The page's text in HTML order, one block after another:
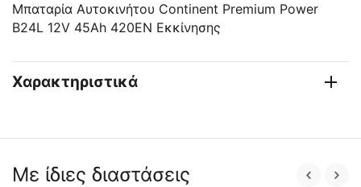
Μπαταρία Αυτοκινήτου Continent Premium Power
B24L 12V 45Ah 420EN Εκκίνησης
Χαρακτηριστικά
Με ίδιες διαστάσεις